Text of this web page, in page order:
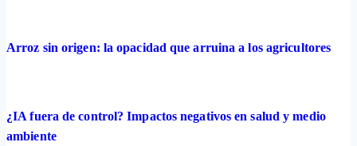
Arroz sin origen: la opacidad que arruina a los agricultores
¿IA fuera de control? Impactos negativos en salud y medio
ambiente